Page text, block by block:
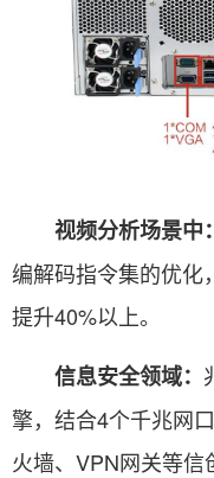
视频分析场景中：
编解码指令集的优化
提升40%以上。
信息安全领域：
擎，结合4个千兆网
火墙、VPN网关等信